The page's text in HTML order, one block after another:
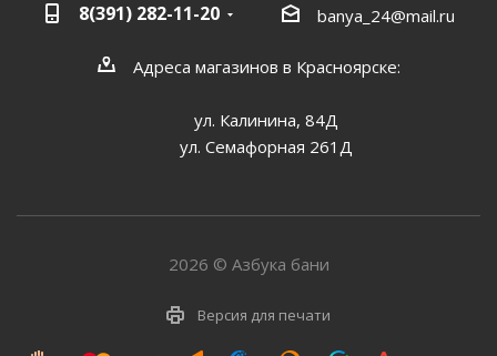
8(391) 282-11-20 banya_24@mail.ru
Адреса магазинов в Красноярске:
ул. Калинина, 84Д
ул. Семафорная 261Д
2026 © Азбука бани
Версия для печати